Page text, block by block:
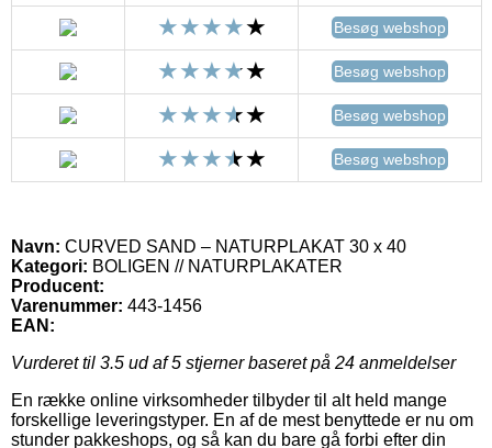
Besøg webshop
Besøg webshop
Besøg webshop
Besøg webshop
Navn: CURVED SAND – NATURPLAKAT 30 x 40
Kategori: BOLIGEN // NATURPLAKATER
Producent:
Varenummer: 443-1456
EAN:
Vurderet til 3.5 ud af 5 stjerner baseret på 24 anmeldelser
En række online virksomheder tilbyder til alt held mange
forskellige leveringstyper. En af de mest benyttede er nu om
stunder pakkeshops, og så kan du bare gå forbi efter din